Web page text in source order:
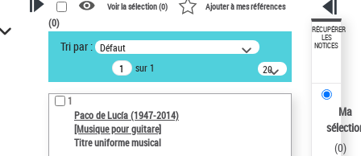
VOTRE RECHERCHE
Recherche avancée dans les
notices d’autorité
Œuvres liées à l'auteur :
Paco de Lucía (1947-2014)
Statut de la notice d’autorité
Voir la sélection (0) Ajouter à mes références
(0)
Tri par : Défaut
sur 1
20
résultats/page
1
Paco de Lucía (1947-2014)
[Musique pour guitare]
Titre uniforme musical
RÉCUPÉRER
LES
NOTICES
Ma
(0)